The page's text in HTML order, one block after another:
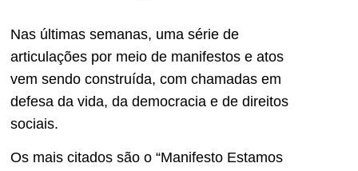
Nas últimas semanas, uma série de
articulações por meio de manifestos e atos
vem sendo construída, com chamadas em
defesa da vida, da democracia e de direitos
sociais.
Os mais citados são o “Manifesto Estamos